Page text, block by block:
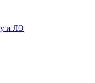
и ЛО